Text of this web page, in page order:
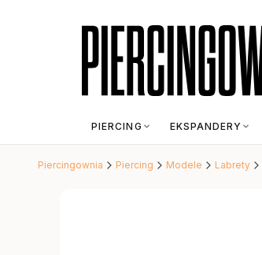
PIERCING EKSPANDERY
Piercingownia Piercing Modele Labrety